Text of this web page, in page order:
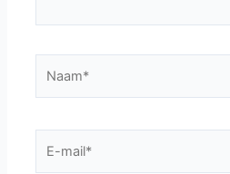
mail*